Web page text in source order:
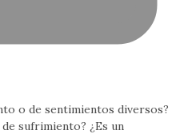
o de sentimientos diversos?
sufrimiento? ¿Es un